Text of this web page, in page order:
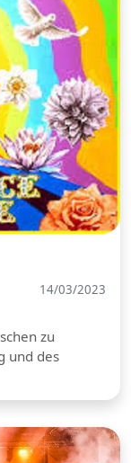
14/03/2023
zu
und des